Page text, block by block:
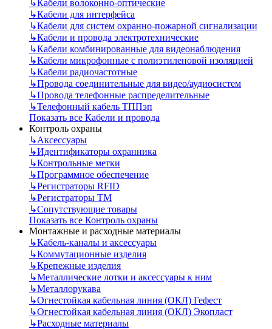
↳Кабели волоконно-оптические
↳Кабели для интерфейса
↳Кабели для систем охранно-пожарной сигнализации
↳Кабели и провода электротехнические
↳Кабели комбинированные для видеонаблюдения
↳Кабели микрофонные с полиэтиленовой изоляцией
↳Кабели радиочастотные
↳Провода соединительные для видео/аудиосистем
↳Провода телефонные распределительные
↳Телефонный кабель ТППэп
Показать все Кабели и провода
Контроль охраны
↳Аксессуары
↳Идентификаторы охранника
↳Контрольные метки
↳Программное обеспечение
↳Регистраторы RFID
↳Регистраторы ТМ
↳Сопутствующие товары
Показать все Контроль охраны
Монтажные и расходные материалы
↳Кабель-каналы и аксессуары
↳Коммутационные изделия
↳Крепежные изделия
↳Металлические лотки и аксессуары к ним
↳Металлорукава
↳Огнестойкая кабельная линия (ОКЛ) Гефест
↳Огнестойкая кабельная линия (ОКЛ) Экопласт
↳Расходные материалы